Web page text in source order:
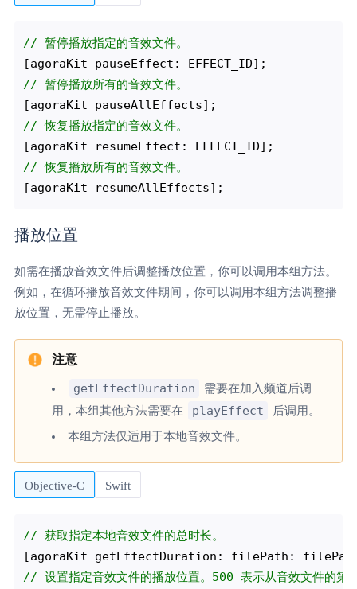
// 暂停播放指定的音效文件。
// 暂停播放所有的音效文件。
// 恢复播放指定的音效文件。
// 恢复播放所有的音效文件。
播放位置
如需在播放音效文件后调整播放位置，你可以调用本组方法。
例如，在循环播放音效文件期间，你可以调用本组方法调整播
放位置，无需停止播放。
getEffectDuration
需要在加入频道后调
用，本组其他方法需要在
playEffect
后调用。
本组方法仅适用于本地音效文件。
Objective-C Swift
// 获取指定本地音效文件的总时长。
// 设置指定音效文件的播放位置。500 表示从音效文件的